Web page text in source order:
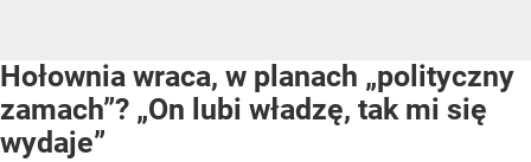
Hołownia wraca, w planach „polityczny
zamach”? „On lubi władzę, tak mi się
wydaje”